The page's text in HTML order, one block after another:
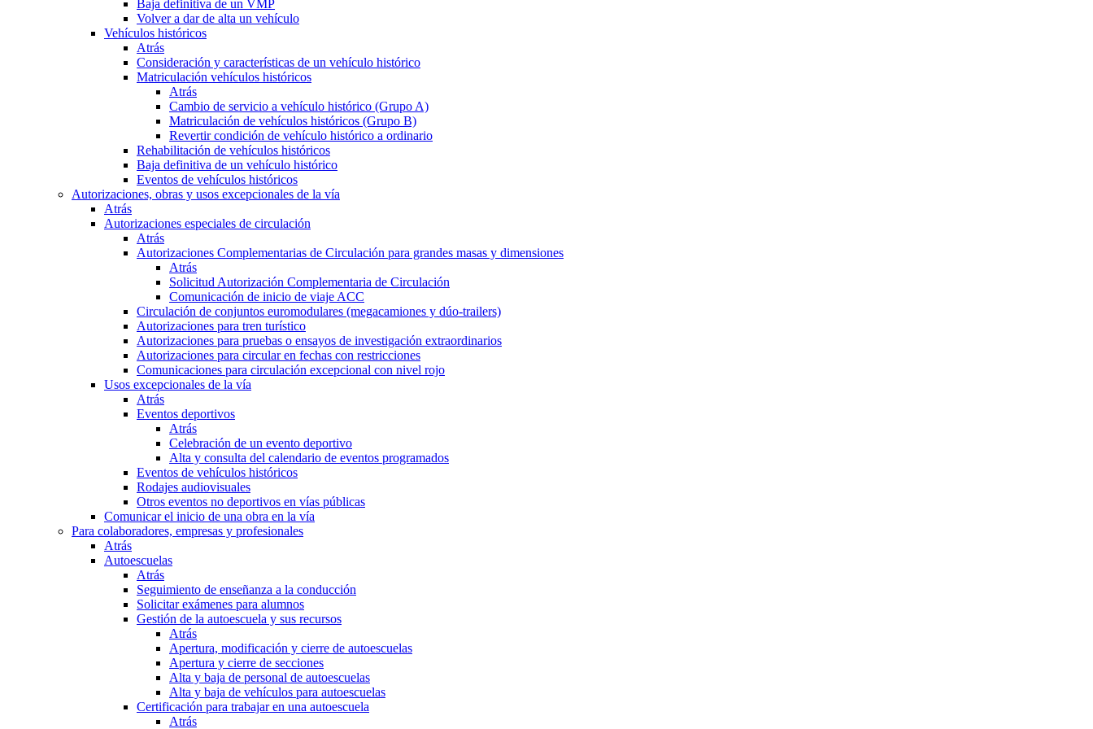
Baja definitiva de un VMP
Volver a dar de alta un vehículo
Vehículos históricos
Atrás
Consideración y características de un vehículo histórico
Matriculación vehículos históricos
Atrás
Cambio de servicio a vehículo histórico (Grupo A)
Matriculación de vehículos históricos (Grupo B)
Revertir condición de vehículo histórico a ordinario
Rehabilitación de vehículos históricos
Baja definitiva de un vehículo histórico
Eventos de vehículos históricos
Autorizaciones, obras y usos excepcionales de la vía
Atrás
Autorizaciones especiales de circulación
Atrás
Autorizaciones Complementarias de Circulación para grandes masas y dimensiones
Atrás
Solicitud Autorización Complementaria de Circulación
Comunicación de inicio de viaje ACC
Circulación de conjuntos euromodulares (megacamiones y dúo-trailers)
Autorizaciones para tren turístico
Autorizaciones para pruebas o ensayos de investigación extraordinarios
Autorizaciones para circular en fechas con restricciones
Comunicaciones para circulación excepcional con nivel rojo
Usos excepcionales de la vía
Atrás
Eventos deportivos
Atrás
Celebración de un evento deportivo
Alta y consulta del calendario de eventos programados
Eventos de vehículos históricos
Rodajes audiovisuales
Otros eventos no deportivos en vías públicas
Comunicar el inicio de una obra en la vía
Para colaboradores, empresas y profesionales
Atrás
Autoescuelas
Atrás
Seguimiento de enseñanza a la conducción
Solicitar exámenes para alumnos
Gestión de la autoescuela y sus recursos
Atrás
Apertura, modificación y cierre de autoescuelas
Apertura y cierre de secciones
Alta y baja de personal de autoescuelas
Alta y baja de vehículos para autoescuelas
Certificación para trabajar en una autoescuela
Atrás